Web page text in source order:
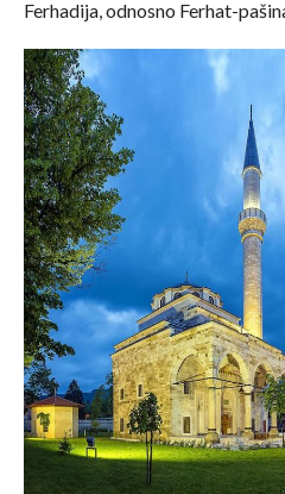
Ferhadija, odnosno Ferhat-